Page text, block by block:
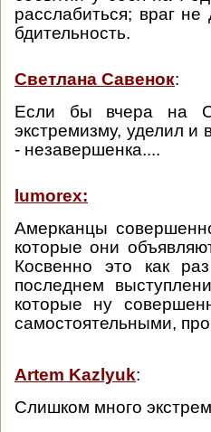
расслабиться; враг
бдительность.
Светлана Савенок:
Если бы вчера на
экстремизму, уделил
- незавершенка....
lumorex:
Амерканцы
которые они
Косвенно это как
последнем
которые ну
самостоятельными,
Artem Kazlyuk:
Слишком много